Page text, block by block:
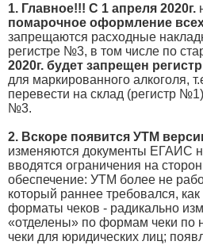
1. Главное!!! С 1 апреля 2020г.
помарочное оформление
запрещаются расходные
регистре №3, в том числе по
2020г. будет запрещен
для маркированного алкоголя,
перевести на склад (регистр
№3.
2. Вскоре появится УТМ
изменяются документы ЕГАИС
вводятся ограничения на
обеспечение: УТМ более не
который раннее требовался,
форматы чеков - радикально
«отделены» по формам чеки по
чеки для юридических лиц;